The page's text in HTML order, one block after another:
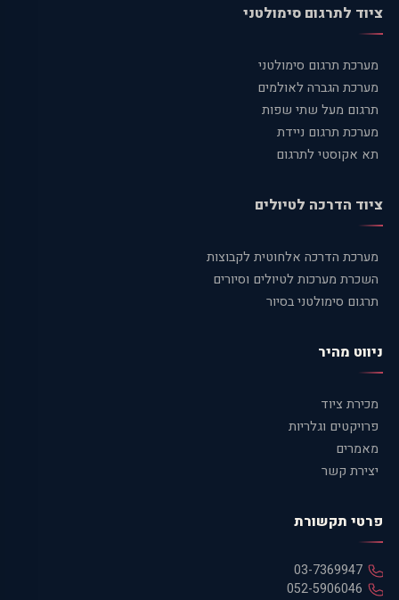
ציוד לתרגום סימולטני
מערכת תרגום סימולטני
מערכת הגברה לאולמים
תרגום מעל שתי שפות
מערכת תרגום ניידת
תא אקוסטי לתרגום
ציוד הדרכה לטיולים
מערכת הדרכה אלחוטית לקבוצות
השכרת מערכות לטיולים וסיורים
תרגום סימולטני בסיור
ניווט מהיר
מכירת ציוד
פרויקטים וגלריות
מאמרים
יצירת קשר
פרטי תקשורת
03-7369947
052-5906046